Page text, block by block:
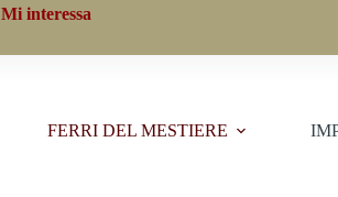
Mi interessa
FERRI DEL MESTIERE